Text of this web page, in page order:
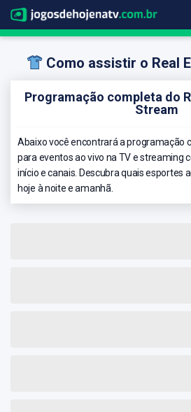
Como assistir o Real
Programação completa do
Stream
Abaixo você encontrará a programação
para eventos ao vivo na TV e streaming
início e canais. Descubra quais esportes
hoje à noite e amanhã.